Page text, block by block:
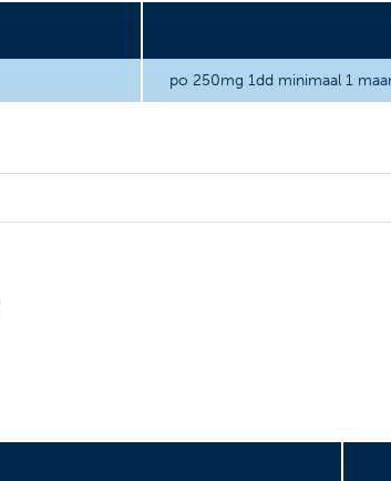
po 250mg 1dd minimaal 1